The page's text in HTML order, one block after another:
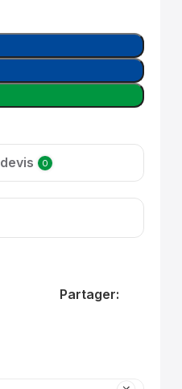
0
Partager: